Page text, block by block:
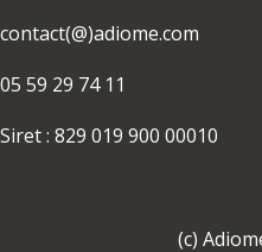
contact(@)adiome.com
05 59 29 74 11
Siret : 829 019 900 00010
(c)